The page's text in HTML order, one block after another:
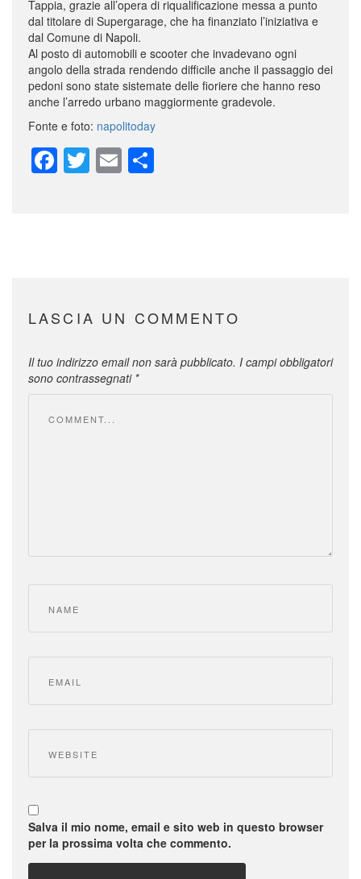
Tappia, grazie all’opera di riqualificazione messa a punto
dal titolare di Supergarage, che ha finanziato l’iniziativa e
dal Comune di Napoli.
Al posto di automobili e scooter che invadevano ogni
angolo della strada rendendo difficile anche il passaggio dei
pedoni sono state sistemate delle fioriere che hanno reso
anche l’arredo urbano maggiormente gradevole.
Fonte e foto: napolitoday
Facebook
Twitter
Email
LASCIA UN COMMENTO
Il tuo indirizzo email non sarà pubblicato. I campi obbligatori
sono contrassegnati *
Salva il mio nome, email e sito web in questo browser
per la prossima volta che commento.